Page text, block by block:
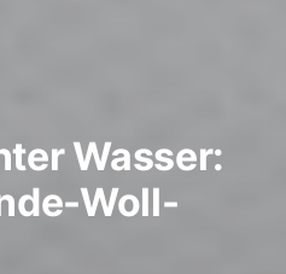
Wasser:
Woll-